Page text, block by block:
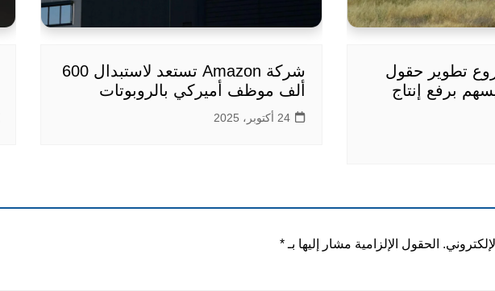
تطوير حقول
برفع إنتاج
شركة Amazon تستعد لاستبدال 600
ألف موظف أميركي بالروبوتات
24 أكتوبر، 2025
الحقول الإلزامية مشار إليها بـ *